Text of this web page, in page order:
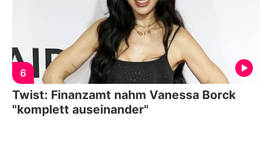
6
Twist: Finanzamt nahm Vanessa Borck
"komplett auseinander"